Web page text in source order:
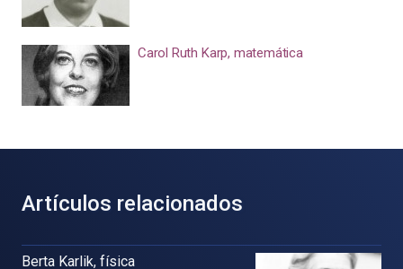
Carol Ruth Karp, matemática
Artículos relacionados
Berta Karlik, física